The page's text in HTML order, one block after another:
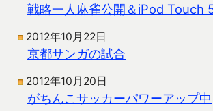
戦略一人麻雀公開＆iPod Touch
2012年10月22日
京都サンガの試合
2012年10月20日
がちんこサッカーパワーアップ中